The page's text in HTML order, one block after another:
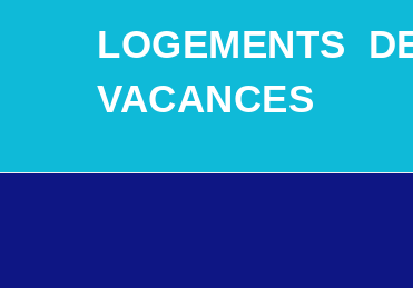
LOGEMENTS
VACANCES